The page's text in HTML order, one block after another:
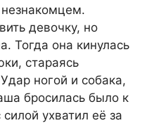
девочку, но
Тогда она кинулась
стараясь
ногой и собака,
бросилась было к
ухватил её за